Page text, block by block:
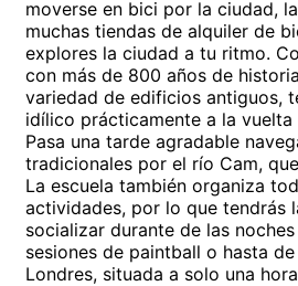
moverse en bici por la ciudad,
muchas tiendas de alquiler de
explores la ciudad a tu ritmo.
con más de 800 años de
variedad de edificios antiguos,
idílico prácticamente a la vuelta
Pasa una tarde agradable
tradicionales por el río Cam,
La escuela también organiza
actividades, por lo que tendrás
socializar durante de las
sesiones de paintball o hasta
Londres, situada a solo una